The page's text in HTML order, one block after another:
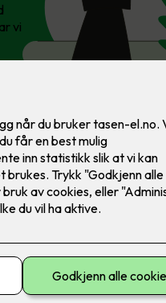
vi
tar helt